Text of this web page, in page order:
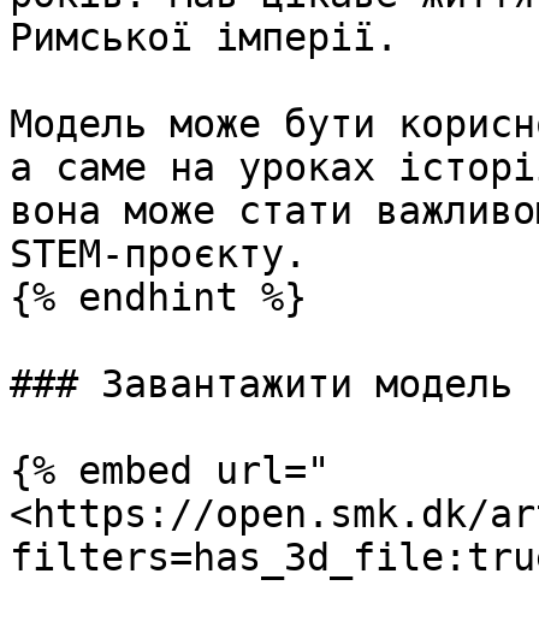
Римської імперії.
Модель може бути
а саме на уроках
вона може стати
STEM-проєкту.
{% endhint %}
### Завантажити модель
{% embed url="
<https://open.smk.dk/